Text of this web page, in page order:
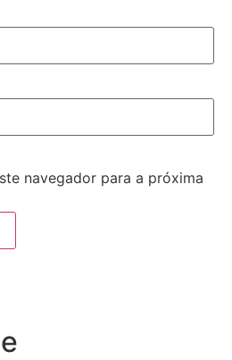
navegador para a próxima